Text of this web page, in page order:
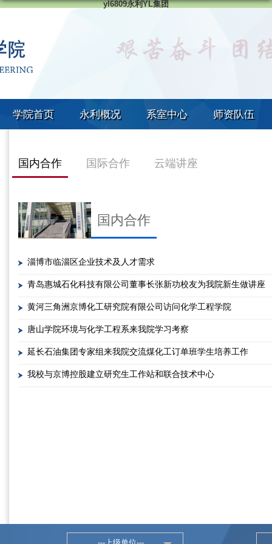
yl6809永利YL集团
学院首页 永利概况 系室中心 师资队伍
国内合作 国际合作 云端讲座
国内合作
淄博市临淄区企业技术及人才需求
青岛惠城石化科技有限公司董事长张新功校友为我院新生做讲座
黄河三角洲京博化工研究院有限公司访问化学工程学院
唐山学院环境与化学工程系来我院学习考察
延长石油集团专家组来我院交流煤化工订单班学生培养工作
我校与京博控股建立研究生工作站和联合技术中心